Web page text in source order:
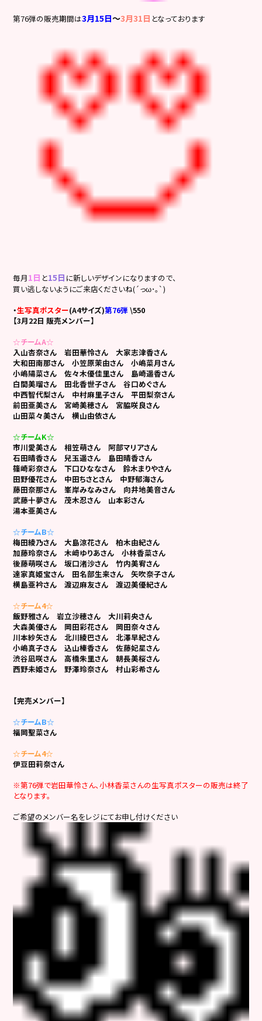
第76弾の販売期間は3月15日～3月31日 となっております
毎月1日 と15日 に新しいデザインになりますので、
買い逃しないようにご来店くださいね(´っω･｡`)
・生写真ポスター(A4サイズ)第76弾\550
【3月22日 販売メンバー】
☆チームA☆
入山杏奈さん岩田華怜さん大家志津香さん
大和田南那さん小笠原茉由さん 小嶋菜月さん
小嶋陽菜さん佐々木優佳里さん 島崎遥香さん
白間美瑠さん 田北香世子さん 谷口めぐさん
中西智代梨さん 中村麻里子さん 平田梨奈さん
前田亜美さん宮崎美穂さん 宮脇咲良さん
山田菜々美さん横山由依さん
☆チームK☆
市川愛美さん 相笠萌さん 阿部マリアさん
石田晴香さん 兒玉遥さん 島田晴香さん
篠崎彩奈さん 下口ひななさん 鈴木まりやさん
田野優花さん 中田ちさとさん 中野郁海さん
藤田奈那さん 峯岸みなみさん 向井地美音さん
武藤十夢さん 茂木忍さん 山本彩さん
湯本亜美さん
☆チームB☆
梅田綾乃さん 大島涼花さん 柏木由紀さん
加藤玲奈さん 木﨑ゆりあさん 小林香菜さん
後藤萌咲さん 坂口渚沙さん 竹内美宥さん
達家真姫宝さん 田名部生来さん矢吹奈子さん
横島亜衿さん 渡辺麻友さん渡辺美優紀さん
☆チーム4☆
飯野雅さん 岩立沙穂さん大川莉央さん
大森美優さん 岡田彩花さん 岡田奈々さん
川本紗矢さん 北川綾巴さん北澤早紀さん
小嶋真子さん 込山榛香さん佐藤妃星さん
渋谷凪咲さん 高橋朱里さん朝長美桜さん
西野未姫さん 野澤玲奈さん村山彩希さん
【完売メンバー】
☆チームB☆
福岡聖菜さん
☆チーム4☆
伊豆田莉奈さん
※第76弾で岩田華怜さん、小林香菜さんの生写真ポスターの販売は終了
となります。
ご希望のメンバー名をレジにてお申し付けください